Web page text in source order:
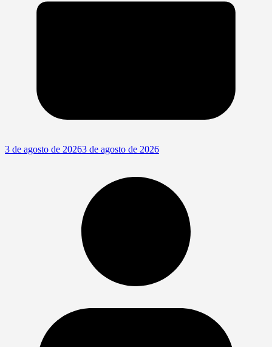
3 de agosto de 20263 de agosto de 2026